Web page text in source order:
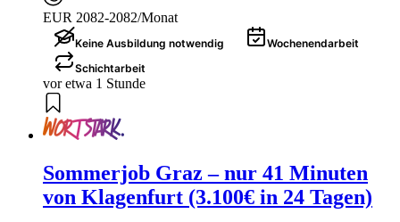
EUR 2082-2082/Monat
Keine Ausbildung notwendig
Wochenendarbeit
Schichtarbeit
vor etwa 1 Stunde
Sommerjob Graz – nur 41 Minuten
von Klagenfurt (3.100€ in 24 Tagen)